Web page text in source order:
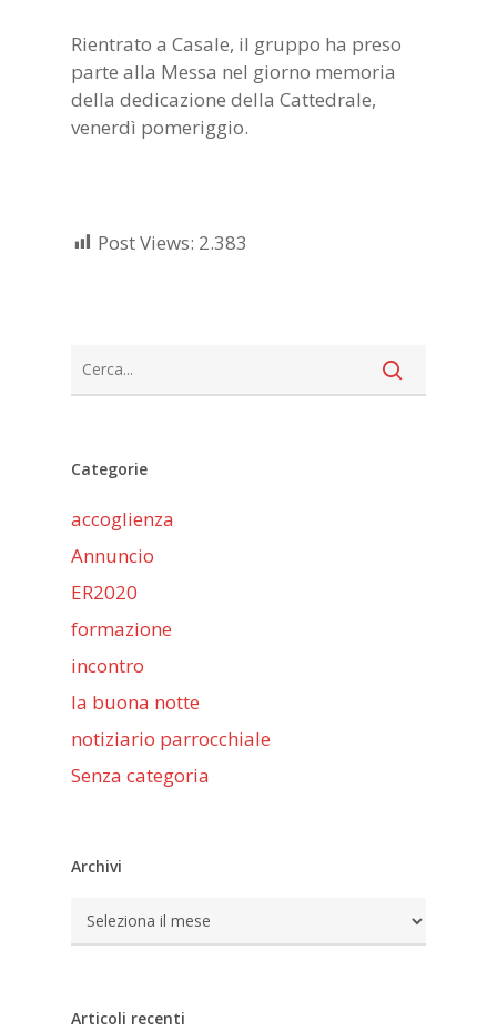
Rientrato a Casale, il gruppo ha preso
parte alla Messa nel giorno memoria
della dedicazione della Cattedrale,
venerdì pomeriggio.
Post Views: 2.383
Categorie
accoglienza
Annuncio
ER2020
formazione
incontro
la buona notte
notiziario parrocchiale
Senza categoria
Archivi
Archivi
Articoli recenti